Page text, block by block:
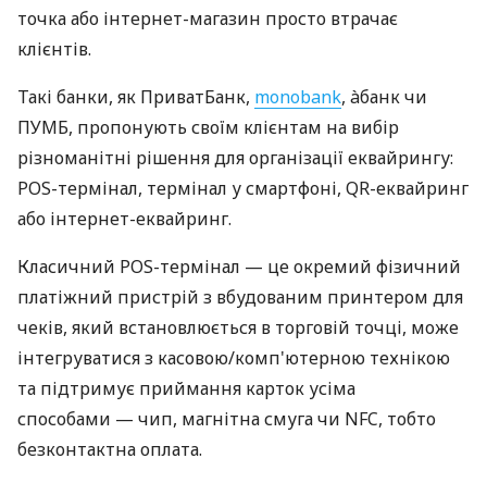
точка або інтернет-магазин просто втрачає
клієнтів.
Такі банки, як ПриватБанк, monobank, àбанк чи
ПУМБ, пропонують своїм клієнтам на вибір
різноманітні рішення для організації еквайрингу:
POS-термінал, термінал у смартфоні, QR-еквайринг
або інтернет-еквайринг.
Класичний POS-термінал — це окремий фізичний
платіжний пристрій з вбудованим принтером для
чеків, який встановлюється в торговій точці, може
інтегруватися з касовою/комп'ютерною технікою
та підтримує приймання карток усіма
способами — чип, магнітна смуга чи NFC, тобто
безконтактна оплата.